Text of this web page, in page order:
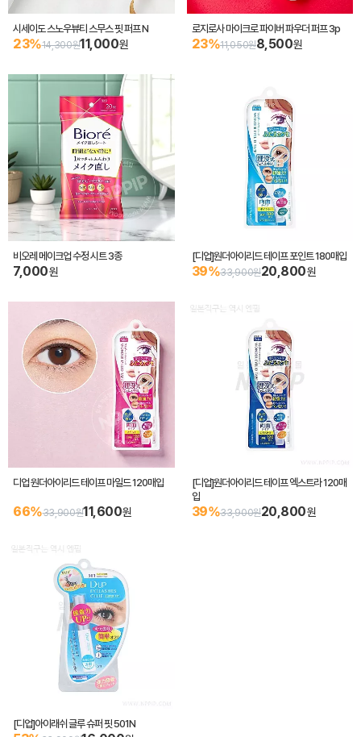
시세이도 스노우뷰티 스무스 핏 퍼프 N
23%14,300원11,000원
로지로사 마이크로 파이버 파우더 퍼프 3p
23%11,050원8,500원
비오레 메이크업 수정 시트 3종
7,000원
[디업]원더아이리드 테이프 포인트 180매입
39%33,900원20,800원
디업 원더아이리드 테이프 마일드 120매입
66%33,900원11,600원
[디업]원더아이리드 테이프 엑스트라 120매
입
39%33,900원20,800원
[디업]아이래쉬 글루 슈퍼 핏 501N